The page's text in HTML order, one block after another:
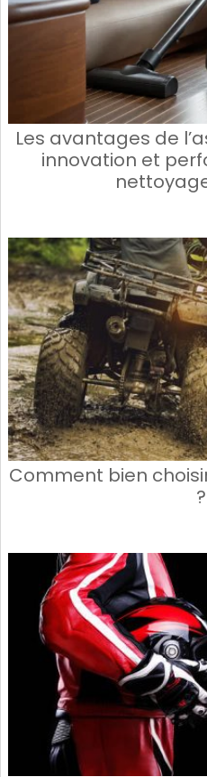
Les avantages de
innovation et
Comment bien
?